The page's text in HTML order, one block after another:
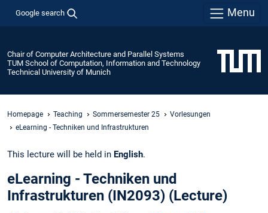
Google search Menu
Chair of Computer Architecture and Parallel Systems
TUM School of Computation, Information and Technology
Technical University of Munich
Homepage Teaching Sommersemester 25
Vorlesungen
eLearning - Techniken und Infrastrukturen
This lecture will be held in English.
eLearning - Techniken und
Infrastrukturen (IN2093) (Lecture)